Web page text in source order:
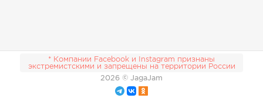
* Компании Facebook и Instagram признаны
экстремистскими и запрещены на территории России
2026 © JagaJam